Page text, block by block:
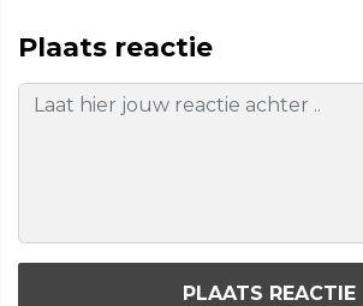
Plaats reactie
PLAATS REACTIE